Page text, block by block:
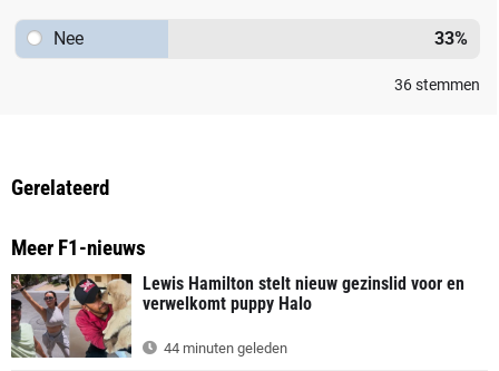
Nee 33%
36stemmen
Gerelateerd
Meer F1-nieuws
Lewis Hamilton stelt nieuw gezinslid voor en
verwelkomt puppy Halo
44 minuten geleden